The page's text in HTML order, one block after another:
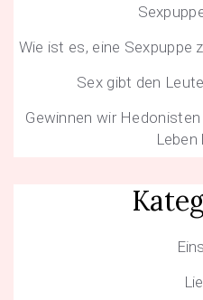
Wie ist es, eine Sexpuppe
Sex gibt den
Gewinnen wir
Leben